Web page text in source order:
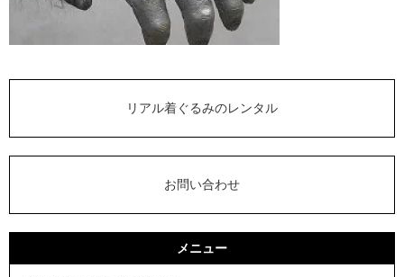
リアル着ぐるみのレンタル
お問い合わせ
メニュー